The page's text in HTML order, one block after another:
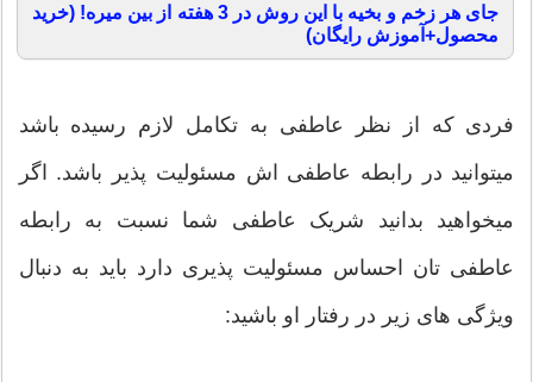
جای هر زخم و بخیه با این روش در 3 هفته از بین میره! (خرید
محصول+آموزش رایگان)
فردی که از نظر عاطفی به تکامل لازم رسیده باشد
میتوانید در رابطه عاطفی اش مسئولیت پذیر باشد. اگر
میخواهید بدانید شریک عاطفی شما نسبت به رابطه
عاطفی تان احساس مسئولیت پذیری دارد باید به دنبال
ویژگی های زیر در رفتار او باشید: